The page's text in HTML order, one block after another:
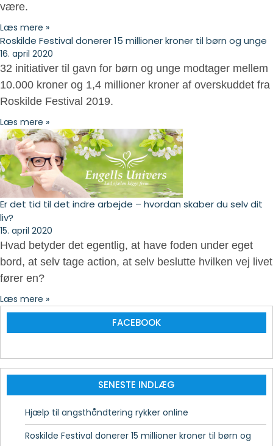
være.
Læs mere »
Roskilde Festival donerer 15 millioner kroner til børn og unge
16. april 2020
32 initiativer til gavn for børn og unge modtager mellem
10.000 kroner og 1,4 millioner kroner af overskuddet fra
Roskilde Festival 2019.
Læs mere »
Er det tid til det indre arbejde – hvordan skaber du selv dit
liv?
15. april 2020
Hvad betyder det egentlig, at have foden under eget
bord, at selv tage action, at selv beslutte hvilken vej livet
fører en?
Læs mere »
FACEBOOK
SENESTE INDLÆG
Hjælp til angsthåndtering rykker online
Roskilde Festival donerer 15 millioner kroner til børn og